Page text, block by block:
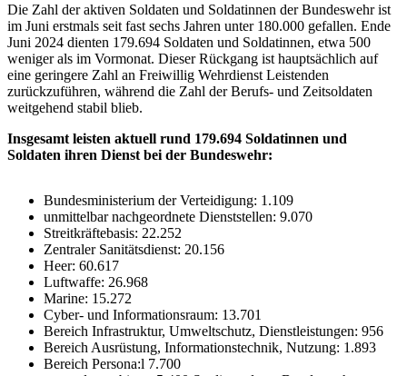
Die Zahl der aktiven Soldaten und Soldatinnen der Bundeswehr ist
im Juni erstmals seit fast sechs Jahren unter 180.000 gefallen. Ende
Juni 2024 dienten 179.694 Soldaten und Soldatinnen, etwa 500
weniger als im Vormonat. Dieser Rückgang ist hauptsächlich auf
eine geringere Zahl an Freiwillig Wehrdienst Leistenden
zurückzuführen, während die Zahl der Berufs- und Zeitsoldaten
weitgehend stabil blieb.
Insgesamt leisten aktuell rund 179.694 Soldatinnen und
Soldaten ihren Dienst bei der Bundeswehr:
Bundesministerium der Verteidigung: 1.109
unmittelbar nachgeordnete Dienststellen: 9.070
Streitkräftebasis: 22.252
Zentraler Sanitätsdienst: 20.156
Heer: 60.617
Luftwaffe: 26.968
Marine: 15.272
Cyber- und Informationsraum: 13.701
Bereich Infrastruktur, Umweltschutz, Dienstleistungen: 956
Bereich Ausrüstung, Informationstechnik, Nutzung: 1.893
Bereich Persona:l 7.700